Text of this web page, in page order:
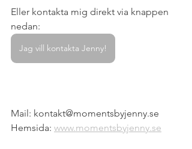
Eller kontakta mig direkt via knappen
nedan:
Jag vill kontakta Jenny!
Mail: kontakt@momentsbyjenny.se
Hemsida: www.momentsbyjenny.se